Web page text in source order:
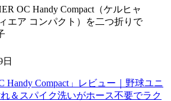
Handy Compact」レビュー｜野球ユニ
＆スパイク洗いがホース不要でラク